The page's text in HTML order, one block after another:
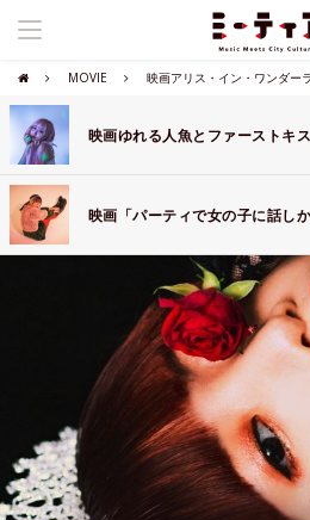
MOVIE 映画アリス・イン・ワンダー
映画ゆれる人魚とファーストキス
映画「パーティで女の子に話し